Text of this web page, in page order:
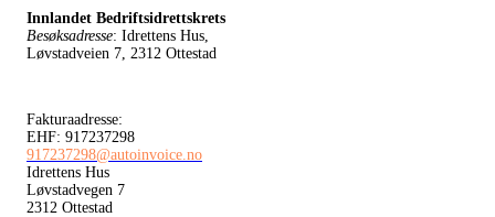
Innlandet Bedriftsidrettskrets
Besøksadresse: Idrettens Hus,
Løvstadveien 7, 2312 Ottestad
Fakturaadresse:
EHF: 917237298
917237298@autoinvoice.no
Idrettens Hus
Løvstadvegen 7
2312 Ottestad